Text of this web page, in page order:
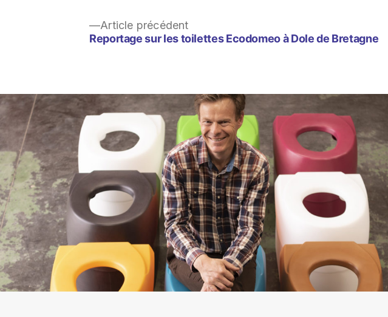
Article précédent
Reportage sur les toilettes Ecodomeo à Dole de Bretagne